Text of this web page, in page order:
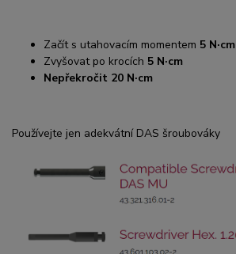
Začít s utahovacím momentem 5 N·cm
Zvyšovat po krocích 5 N·cm
Nepřekročit 20 N·cm
Používejte jen adekvátní DAS šroubováky